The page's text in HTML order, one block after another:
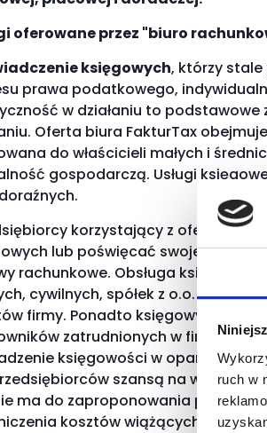
ruch w
oferowane przez "biuro
księgowych, którzy
prawa podatkowego,
w działaniu to
Oferta biura FakturTax
do właścicieli małych i
gospodarczą. Usługi
korzystający z oferty "
lub poświęcać swojego
rachunkowe. Obsługa księgowa
cywilnych, spółek z o.o. w
firmy. Ponadto księgowy
zatrudnionych w firmie
księgowości w oparciu o
szansą na
ma do zaproponowania pomoc
kosztów wiążących się z